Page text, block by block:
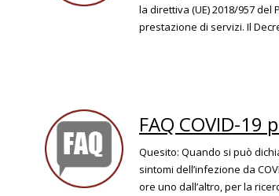
la direttiva (UE) 2018/957
prestazione di servizi. Il
FAQ COVID-19
Quesito: Quando si può
sintomi dell’infezione da
ore uno dall’altro, per la